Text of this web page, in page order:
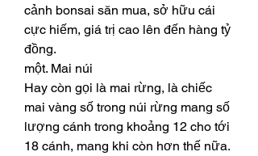
cảnh bonsai săn mua, sở hữu cái
cực hiếm, giá trị cao lên đến hàng tỷ
đồng.
một. Mai núi
Hay còn gọi là mai rừng, là chiếc
mai vàng số trong núi rừng mang số
lượng cánh trong khoảng 12 cho tới
18 cánh, mang khi còn hơn thế nữa.